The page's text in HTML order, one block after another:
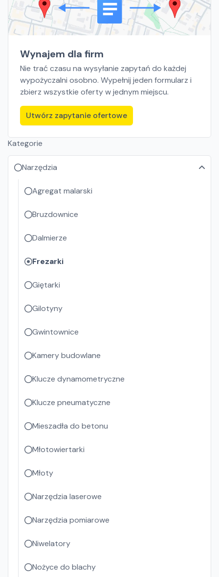
Wynajem dla firm
Nie trać czasu na wysyłanie zapytań do każdej
wypożyczalni osobno. Wypełnij jeden formularz i
zbierz wszystkie oferty w jednym miejscu.
Utwórz zapytanie ofertowe
Kategorie
Narzędzia
Agregat malarski
Bruzdownice
Dalmierze
Frezarki
Giętarki
Gilotyny
Gwintownice
Kamery budowlane
Klucze dynamometryczne
Klucze pneumatyczne
Mieszadła do betonu
Młotowiertarki
Młoty
Narzędzia laserowe
Narzędzia pomiarowe
Niwelatory
Nożyce do blachy